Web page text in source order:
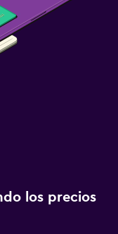
los precios